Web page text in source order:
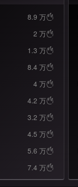
8.9 万
2 万
1.3 万
8.4 万
4 万
4.2 万
3.2 万
4.5 万
5.6 万
7.4 万